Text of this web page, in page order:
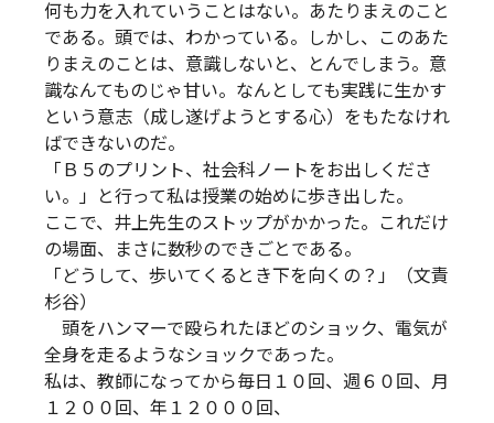
何も力を入れていうことはない。あたりまえのこと
である。頭では、わかっている。しかし、このあた
りまえのことは、意識しないと、とんでしまう。意
識なんてものじゃ甘い。なんとしても実践に生かす
という意志（成し遂げようとする心）をもたなけれ
ばできないのだ。
「Ｂ５のプリント、社会科ノートをお出しくださ
い。」と行って私は授業の始めに歩き出した。
ここで、井上先生のストップがかかった。これだけ
の場面、まさに数秒のできごとである。
「どうして、歩いてくるとき下を向くの？」（文責
杉谷）
頭をハンマーで殴られたほどのショック、電気が
全身を走るようなショックであった。
私は、教師になってから毎日１０回、週６０回、月
１２００回、年１２０００回、